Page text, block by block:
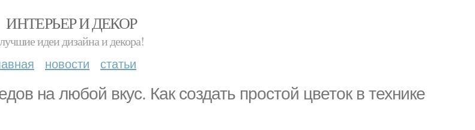
ИНТЕРЬЕР И ДЕКОР
лучшие идеи дизайна и декора!
новости статьи
на любой вкус. Как создать простой цветок в технике